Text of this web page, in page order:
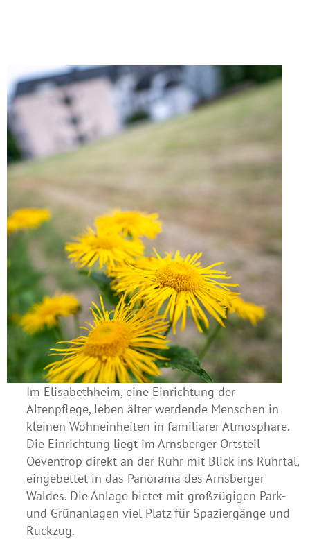
Im Elisabethheim, eine Einrichtung der
Altenpflege, leben älter werdende Menschen in
kleinen Wohneinheiten in familiärer Atmosphäre.
Die Einrichtung liegt im Arnsberger Ortsteil
Oeventrop direkt an der Ruhr mit Blick ins Ruhrtal,
eingebettet in das Panorama des Arnsberger
Waldes. Die Anlage bietet mit großzügigen Park-
und Grünanlagen viel Platz für Spaziergänge und
Rückzug.